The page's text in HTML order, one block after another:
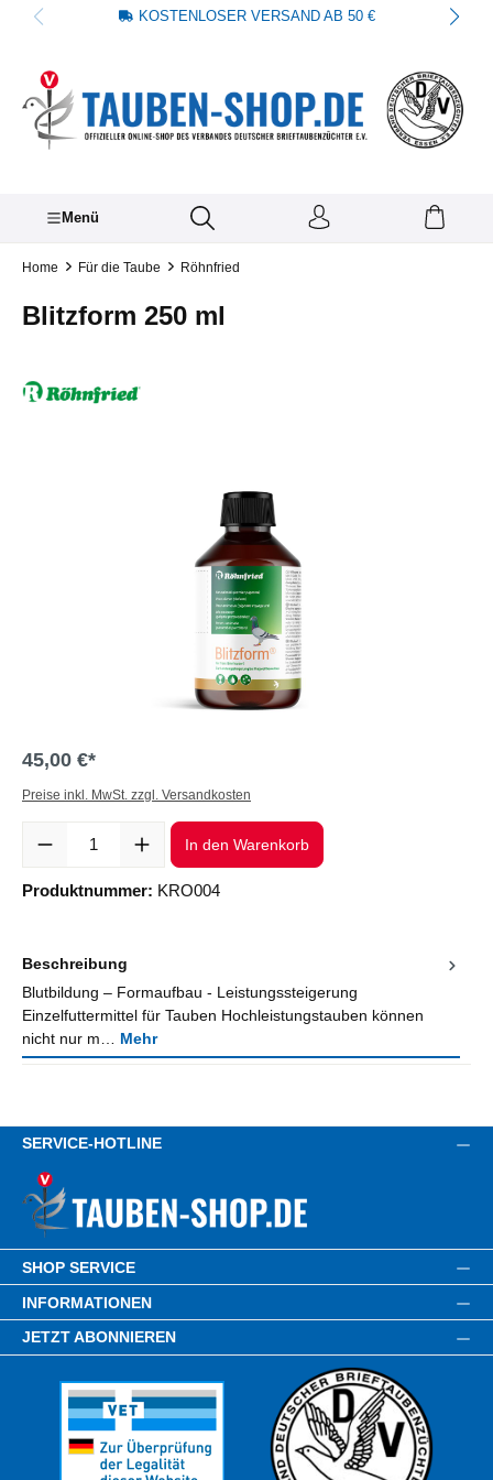
springen KOSTENLOSER VERSAND AB 50 €
Menü
Home Für die Taube Röhnfried
Blitzform 250 ml
45,00 €*
Preise inkl. MwSt. zzgl. Versandkosten
Produkt Anzahl: Gib den gewünschten Wert ein oder benutze die
In den Warenkorb
Produktnummer: KRO004
Beschreibung
Blutbildung – Formaufbau - Leistungssteigerung
Einzelfuttermittel für Tauben Hochleistungstauben können
nicht nur m… Mehr
SERVICE-HOTLINE
SHOP SERVICE
INFORMATIONEN
JETZT ABONNIEREN